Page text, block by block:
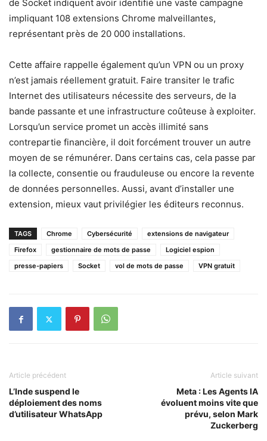
de Socket indiquent avoir identifié une vaste campagne
impliquant 108 extensions Chrome malveillantes,
représentant près de 20 000 installations.
Cette affaire rappelle également qu’un VPN ou un proxy
n’est jamais réellement gratuit. Faire transiter le trafic
Internet des utilisateurs nécessite des serveurs, de la
bande passante et une infrastructure coûteuse à exploiter.
Lorsqu’un service promet un accès illimité sans
contrepartie financière, il doit forcément trouver un autre
moyen de se rémunérer. Dans certains cas, cela passe par
la collecte, consentie ou frauduleuse ou encore la revente
de données personnelles. Aussi, avant d’installer une
extension, mieux vaut privilégier les éditeurs reconnus.
TAGS Chrome Cybersécurité
extensions de navigateur
Firefox
gestionnaire de mots de passe
Logiciel espion
presse-papiers
Socket vol de mots de passe VPN gratuit
Article précédent
L’Inde suspend le
déploiement des noms
d’utilisateur WhatsApp
Article suivant
Meta : Les Agents IA
évoluent moins vite que
prévu, selon Mark
Zuckerberg